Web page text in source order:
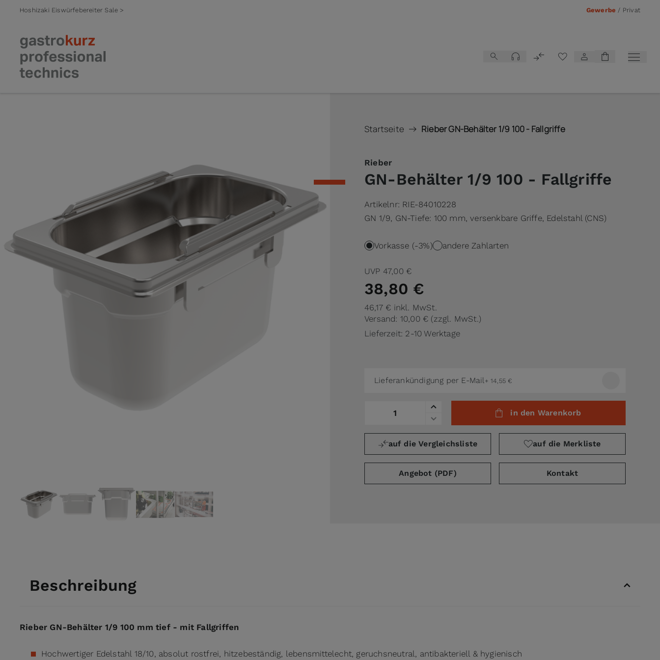
Hoshizaki Eiswürfebereiter Sale > Gewerbe / Privat
View larger imageView larger imageView larger imageView larger imageView larger image
Startseite Rieber GN-Behälter 1/9 100 - Fallgriffe
Rieber
GN-Behälter 1/9 100 - Fallgriffe
Artikelnr: RIE-84010228
GN 1/9, GN-Tiefe: 100 mm, versenkbare Griffe, Edelstahl (CNS)
Vorkasse (-3%) andere Zahlarten
UVP 47,00 €
38,80 €
46,17 € inkl. MwSt.
Versand: 10,00 € (zzgl. MwSt.)
Lieferzeit: 2-10 Werktage
Lieferankündigung per E-Mail+ 14,55 €
in den Warenkorb
auf die Vergleichsliste auf die Merkliste
Angebot (PDF) Kontakt
Beschreibung
Rieber GN-Behälter 1/9 100 mm tief - mit Fallgriffen
Hochwertiger Edelstahl 18/10, absolut rostfrei, hitzebeständig, lebensmittelecht, geruchsneutral, antibakteriell & hygienisch